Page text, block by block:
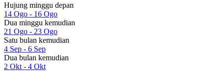
Hujung minggu depan
14 Ogo - 16 Ogo
Dua minggu kemudian
21 Ogo - 23 Ogo
Satu bulan kemudian
4 Sep - 6 Sep
Dua bulan kemudian
2 Okt - 4 Okt